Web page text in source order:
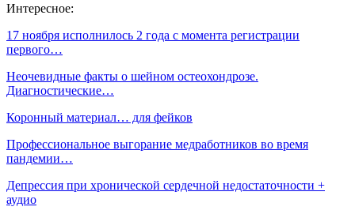
Интересное:
17 ноября исполнилось 2 года с момента регистрации
первого…
Неочевидные факты о шейном остеохондрозе.
Диагностические…
Коронный материал… для фейков
Профессиональное выгорание медработников во время
пандемии…
Депрессия при хронической сердечной недостаточности +
аудио